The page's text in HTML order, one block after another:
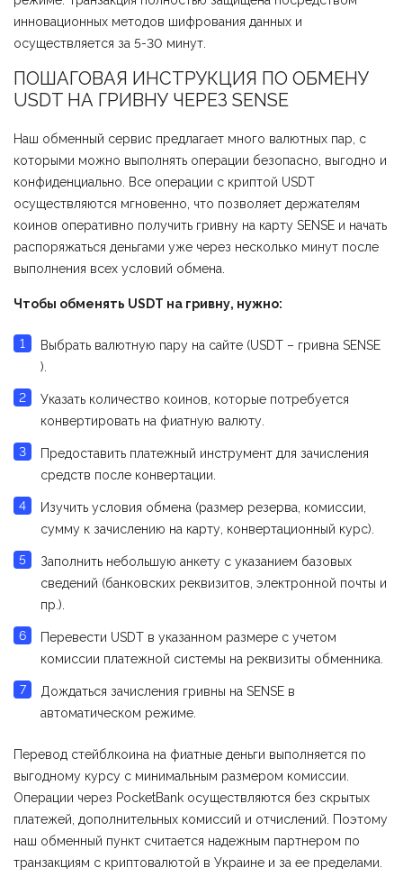
инновационных методов шифрования данных и
осуществляется за 5-30 минут.
ПОШАГОВАЯ ИНСТРУКЦИЯ ПО ОБМЕНУ
USDT НА ГРИВНУ ЧЕРЕЗ SENSE
Наш обменный сервис предлагает много валютных пар, с
которыми можно выполнять операции безопасно, выгодно и
конфиденциально. Все операции с криптой USDT
осуществляются мгновенно, что позволяет держателям
коинов оперативно получить гривну на карту SENSE и начать
распоряжаться деньгами уже через несколько минут после
выполнения всех условий обмена.
Чтобы обменять USDT на гривну, нужно:
Выбрать валютную пару на сайте (USDT – гривна SENSE
).
Указать количество коинов, которые потребуется
конвертировать на фиатную валюту.
Предоставить платежный инструмент для зачисления
средств после конвертации.
Изучить условия обмена (размер резерва, комиссии,
сумму к зачислению на карту, конвертационный курс).
Заполнить небольшую анкету с указанием базовых
сведений (банковских реквизитов, электронной почты и
пр.).
Перевести USDT в указанном размере с учетом
комиссии платежной системы на реквизиты обменника.
Дождаться зачисления гривны на SENSE в
автоматическом режиме.
Перевод стейблкоина на фиатные деньги выполняется по
выгодному курсу с минимальным размером комиссии.
Операции через PocketBank осуществляются без скрытых
платежей, дополнительных комиссий и отчислений. Поэтому
наш обменный пункт считается надежным партнером по
транзакциям с криптовалютой в Украине и за ее пределами.